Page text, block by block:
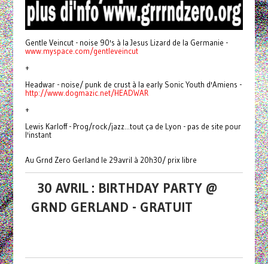
Gentle Veincut - noise 90's à la Jesus Lizard de la Germanie -
www.myspace.com/gentleveincut
+
Headwar - noise/ punk de crust à la early Sonic Youth d'Amiens -
http://www.dogmazic.net/HEADWAR
+
Lewis Karloff - Prog/rock/jazz...tout ça de Lyon - pas de site pour
l'instant
Au Grnd Zero Gerland le 29avril à 20h30/ prix libre
30 AVRIL : BIRTHDAY PARTY @
GRND GERLAND - GRATUIT